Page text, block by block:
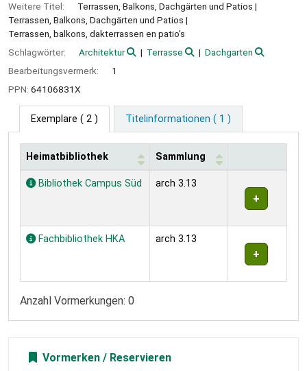
Weitere Titel:
Terrassen, Balkons, Dachgärten und Patios
Terrassen, Balkons, Dachgärten und Patios
Terrassen, balkons, dakterrassen en patio's
Schlagwörter:
Architektur Terrasse
Dachgarten
Bearbeitungsvermerk:
1
PPN: 64106831X
Exemplare ( 2 ) Titelinformationen ( 1 )
Exemplare
Heimatbibliothek Sammlung
Bibliothek Campus Süd arch 3.13
Fachbibliothek HKA arch 3.13
Anzahl Vormerkungen: 0
Vormerken